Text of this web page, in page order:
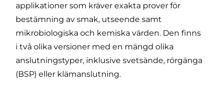
applikationer som kräver exakta prover för
bestämning av smak, utseende samt
mikrobiologiska och kemiska värden. Den finns
i två olika versioner med en mängd olika
anslutningstyper, inklusive svetsände, rörgänga
(BSP) eller klämanslutning.